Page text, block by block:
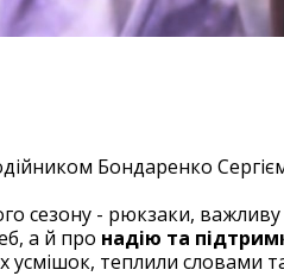
Бондаренко
сезону - рюкзаки,
а й про надію та
теплили словами